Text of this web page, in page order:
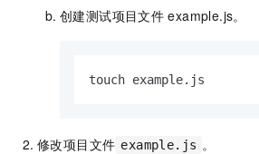
创建测试项目文件 example.js。
touch example.js
修改项目文件 example.js 。